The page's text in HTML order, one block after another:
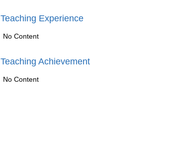
Teaching Experience
No Content
Teaching Achievement
No Content